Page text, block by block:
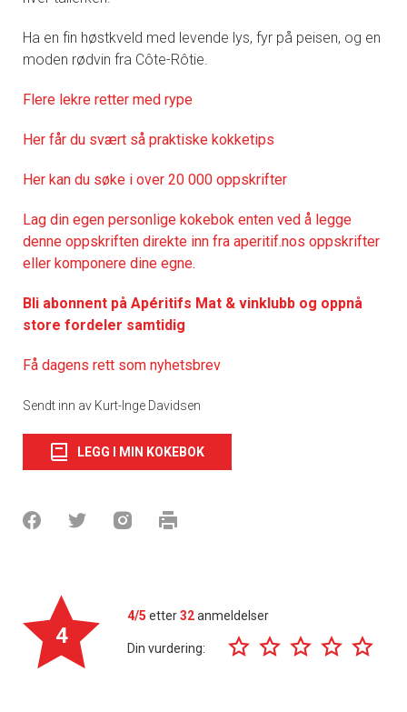
Ha en fin høstkveld med levende lys, fyr på peisen, og en
moden rødvin fra Côte-Rôtie.
Flere lekre retter med rype
Her får du svært så praktiske kokketips
Her kan du søke i over 20 000 oppskrifter
Lag din egen personlige kokebok enten ved å legge
denne oppskriften direkte inn fra aperitif.nos oppskrifter
eller komponere dine egne.
Bli abonnent på Apéritifs Mat & vinklubb og oppnå
store fordeler samtidig
Få dagens rett som nyhetsbrev
Sendt inn av Kurt-Inge Davidsen
LEGG I MIN KOKEBOK
4
4/5 etter32anmeldelser
Din vurdering: